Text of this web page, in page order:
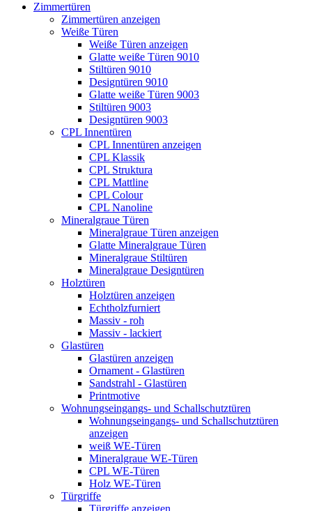
Zimmertüren
Zimmertüren anzeigen
Weiße Türen
Weiße Türen anzeigen
Glatte weiße Türen 9010
Stiltüren 9010
Designtüren 9010
Glatte weiße Türen 9003
Stiltüren 9003
Designtüren 9003
CPL Innentüren
CPL Innentüren anzeigen
CPL Klassik
CPL Struktura
CPL Mattline
CPL Colour
CPL Nanoline
Mineralgraue Türen
Mineralgraue Türen anzeigen
Glatte Mineralgraue Türen
Mineralgraue Stiltüren
Mineralgraue Designtüren
Holztüren
Holztüren anzeigen
Echtholzfurniert
Massiv - roh
Massiv - lackiert
Glastüren
Glastüren anzeigen
Ornament - Glastüren
Sandstrahl - Glastüren
Printmotive
Wohnungseingangs- und Schallschutztüren
Wohnungseingangs- und Schallschutztüren
anzeigen
weiß WE-Türen
Mineralgraue WE-Türen
CPL WE-Türen
Holz WE-Türen
Türgriffe
Türgriffe anzeigen